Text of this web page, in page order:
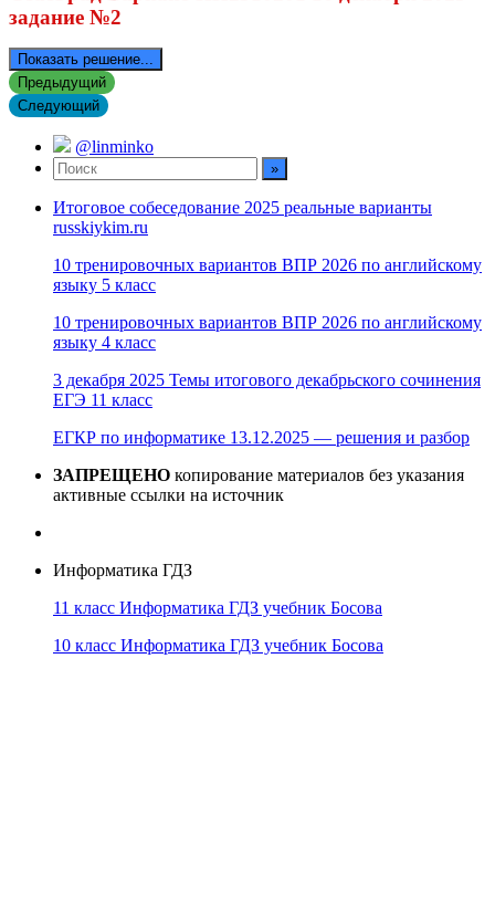
задание №2
Показать решение...
Предыдущий
Следующий
@linminko
Итоговое собеседование 2025 реальные варианты
russkiykim.ru
10 тренировочных вариантов ВПР 2026 по английскому
языку 5 класс
10 тренировочных вариантов ВПР 2026 по английскому
языку 4 класс
3 декабря 2025 Темы итогового декабрьского сочинения
ЕГЭ 11 класс
ЕГКР по информатике 13.12.2025 — решения и разбор
ЗАПРЕЩЕНО копирование материалов без указания
активные ссылки на источник
Информатика ГДЗ
11 класс Информатика ГДЗ учебник Босова
10 класс Информатика ГДЗ учебник Босова